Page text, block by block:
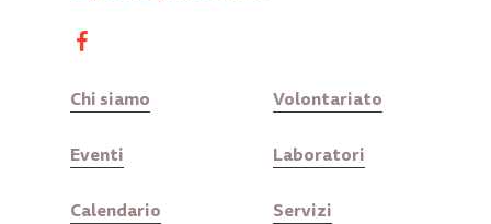
Chi siamo
Eventi
Calendario
Volontariato
Laboratori
Servizi